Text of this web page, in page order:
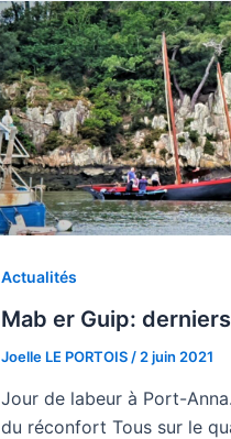
Actualités
Mab er Guip:
Joelle LE PORTOIS / 2 juin 2021
Jour de labeur à Port-
du réconfort Tous sur le